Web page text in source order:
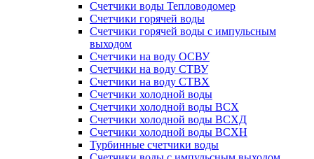
Счетчики воды Тепловодомер
Счетчики горячей воды
Счетчики горячей воды с импульсным
выходом
Счетчики на воду ОСВУ
Счетчики на воду СТВУ
Счетчики на воду СТВХ
Счетчики холодной воды
Счетчики холодной воды ВСХ
Счетчики холодной воды ВСХД
Счетчики холодной воды ВСХН
Турбинные счетчики воды